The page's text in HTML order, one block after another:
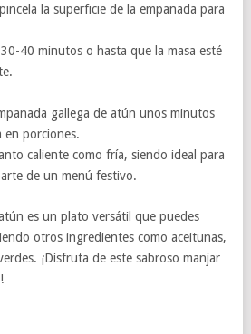
la superficie de la empanada para
40 minutos o hasta que la masa esté
gallega de atún unos minutos
en porciones.
caliente como fría, siendo ideal para
de un menú festivo.
es un plato versátil que puedes
otros ingredientes como aceitunas,
¡Disfruta de este sabroso manjar